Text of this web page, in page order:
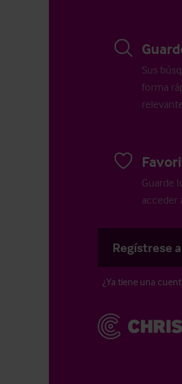
Sus
forma
Guarde
acceder
Regístrese
¿Ya tiene una